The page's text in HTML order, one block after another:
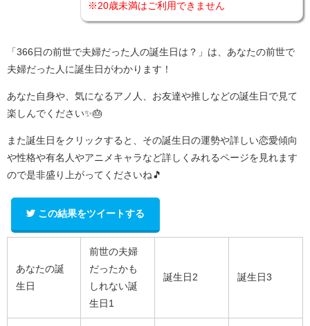
※20歳未満はご利用できません
「366日の前世で夫婦だった人の誕生日は？」は、あなたの前世で
夫婦だった人に誕生日がわかります！
あなた自身や、気になるアノ人、お友達や推しなどの誕生日で見て
楽しんでください✨🎂
また誕生日をクリックすると、その誕生日の運勢や詳しい恋愛傾向
や性格や有名人やアニメキャラなど詳しくみれるページを見れます
ので是非盛り上がってくださいね🎵
この結果をツイートする
あなたの誕
生日
前世の夫婦
だったかも
しれない誕
生日1
誕生日2 誕生日3